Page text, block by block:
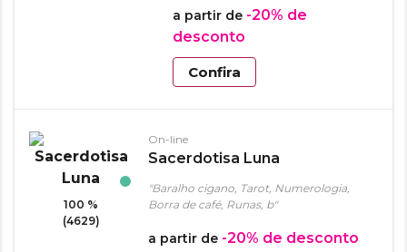
a partir de -20% de
desconto
Confira
100 %
(4629)
On-line
Sacerdotisa Luna
"Baralho cigano, Tarot, Numerologia,
Borra de café, Runas, b"
a partir de -20% de desconto